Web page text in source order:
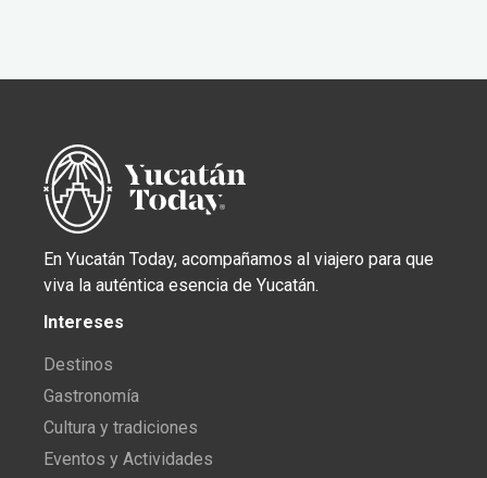
En Yucatán Today, acompañamos al viajero para que
viva la auténtica esencia de Yucatán.
Intereses
Destinos
Gastronomía
Cultura y tradiciones
Eventos y Actividades